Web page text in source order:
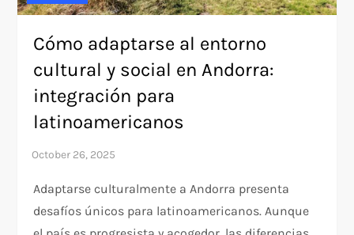
Cómo adaptarse al entorno
cultural y social en Andorra:
integración para
latinoamericanos
Adaptarse culturalmente a Andorra presenta
desafíos únicos para latinoamericanos. Aunque